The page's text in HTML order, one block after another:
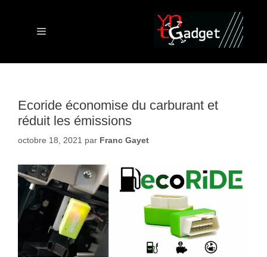
Menu
Ecoride économise du carburant et
réduit les émissions
octobre 18, 2021 par Franc Gayet